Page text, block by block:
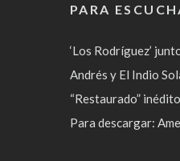
PARA
‘Los Rodríguez’
Andrés y El Indio
“Restaurado”
Para descargar: